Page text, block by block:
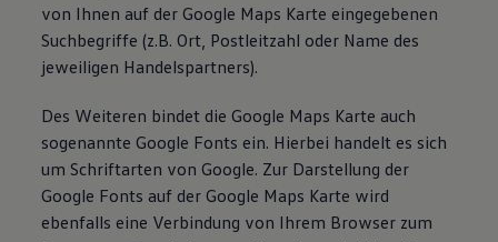
von Ihnen auf der Google Maps Karte eingegebenen
Suchbegriffe (z.B. Ort, Postleitzahl oder Name des
jeweiligen Handelspartners).
Des Weiteren bindet die Google Maps Karte auch
sogenannte Google Fonts ein. Hierbei handelt es sich
um Schriftarten von Google. Zur Darstellung der
Google Fonts auf der Google Maps Karte wird
ebenfalls eine Verbindung von Ihrem Browser zum